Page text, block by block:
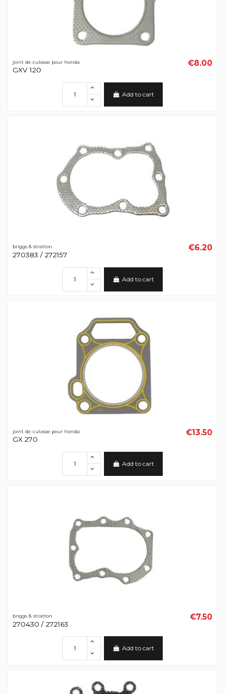
joint de culasse pour honda
GXV 120
€8.00
Add to cart
briggs & stratton
270383 / 272157
€6.20
Add to cart
joint de culasse pour honda
GX 270
€13.50
Add to cart
briggs & stratton
270430 / 272163
€7.50
Add to cart